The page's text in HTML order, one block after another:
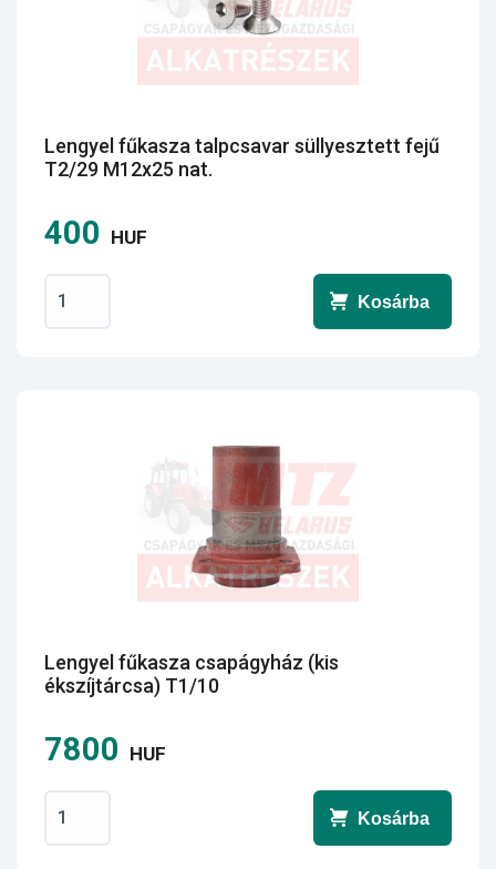
Lengyel fűkasza talpcsavar süllyesztett fejű
T2/29 M12x25 nat.
400 HUF
Kosárba
Lengyel fűkasza csapágyház (kis
ékszíjtárcsa) T1/10
7800 HUF
Kosárba